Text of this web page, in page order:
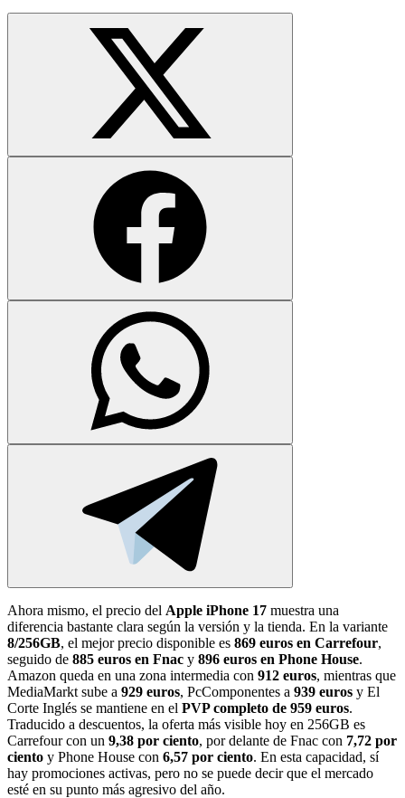
Ahora mismo, el precio del Apple iPhone 17 muestra una
diferencia bastante clara según la versión y la tienda. En la variante
8/256GB, el mejor precio disponible es 869 euros en Carrefour,
seguido de 885 euros en Fnac y 896 euros en Phone House.
Amazon queda en una zona intermedia con 912 euros, mientras que
MediaMarkt sube a 929 euros, PcComponentes a 939 euros y El
Corte Inglés se mantiene en el PVP completo de 959 euros.
Traducido a descuentos, la oferta más visible hoy en 256GB es
Carrefour con un 9,38 por ciento, por delante de Fnac con 7,72 por
ciento y Phone House con 6,57 por ciento. En esta capacidad, sí
hay promociones activas, pero no se puede decir que el mercado
esté en su punto más agresivo del año.